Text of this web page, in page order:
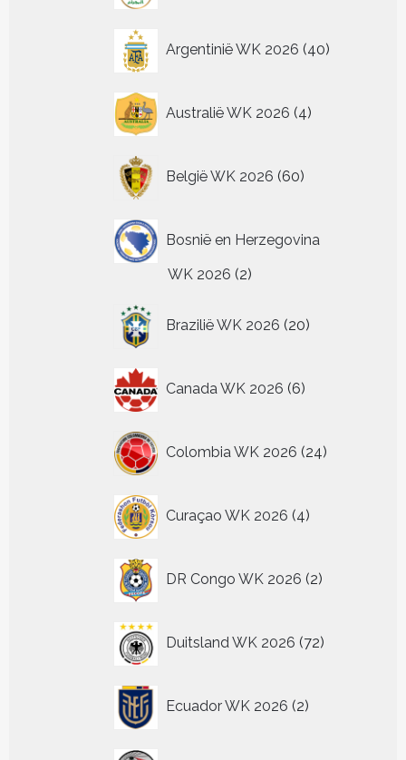
de
productpagina
Argentinië WK 2026 40
producten
Australië WK 2026 4
producten
België WK 2026 60
producten
Bosnië en Herzegovina
WK 2026 22
Brazilië WK 2026 20
producten
Canada WK 2026 6
producten
Colombia WK 2026 24
producten
Curaçao WK 2026 4
producten
DR Congo WK 2026 2
producten
Duitsland WK 2026 72
producten
Ecuador WK 2026 2
producten